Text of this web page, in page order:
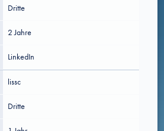
Dritte
2 Jahre
LinkedIn
lissc
Dritte